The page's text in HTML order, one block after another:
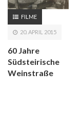
FILME
20. APRIL 2015
60 Jahre
Südsteirische
Weinstraße